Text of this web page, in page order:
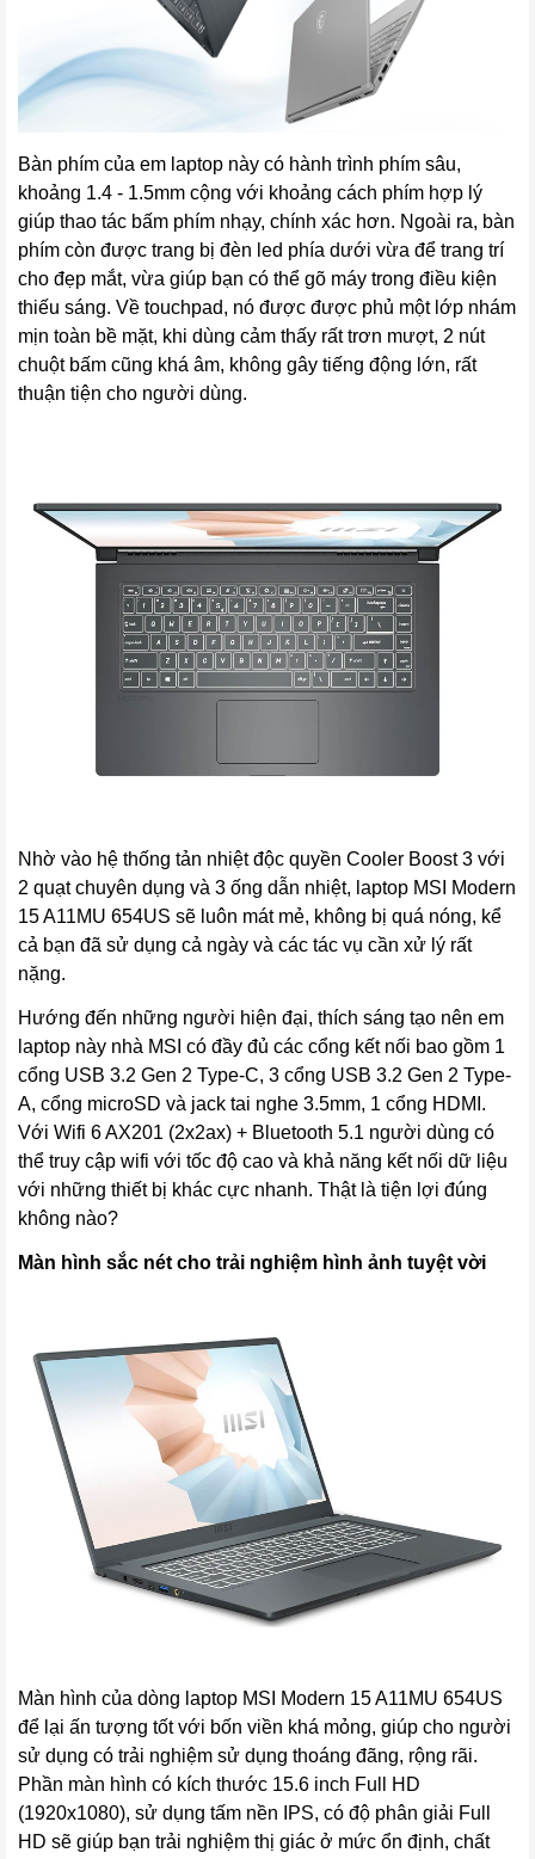
Bàn phím của em laptop này có hành trình phím sâu,
khoảng 1.4 - 1.5mm cộng với khoảng cách phím hợp lý
giúp thao tác bấm phím nhạy, chính xác hơn. Ngoài ra, bàn
phím còn được trang bị đèn led phía dưới vừa để trang trí
cho đẹp mắt, vừa giúp bạn có thể gõ máy trong điều kiện
thiếu sáng. Về touchpad, nó được được phủ một lớp nhám
mịn toàn bề mặt, khi dùng cảm thấy rất trơn mượt, 2 nút
chuột bấm cũng khá âm, không gây tiếng động lớn, rất
thuận tiện cho người dùng.
Nhờ vào hệ thống tản nhiệt độc quyền Cooler Boost 3 với
2 quạt chuyên dụng và 3 ống dẫn nhiệt, laptop MSI Modern
15 A11MU 654US sẽ luôn mát mẻ, không bị quá nóng, kể
cả bạn đã sử dụng cả ngày và các tác vụ cần xử lý rất
nặng.
Hướng đến những người hiện đại, thích sáng tạo nên em
laptop này nhà MSI có đầy đủ các cổng kết nối bao gồm 1
cổng USB 3.2 Gen 2 Type-C, 3 cổng USB 3.2 Gen 2 Type-
A, cổng microSD và jack tai nghe 3.5mm, 1 cổng HDMI.
Với Wifi 6 AX201 (2x2ax) + Bluetooth 5.1 người dùng có
thể truy cập wifi với tốc độ cao và khả năng kết nối dữ liệu
với những thiết bị khác cực nhanh. Thật là tiện lợi đúng
không nào?
Màn hình sắc nét cho trải nghiệm hình ảnh tuyệt vời
Màn hình của dòng laptop MSI Modern 15 A11MU 654US
để lại ấn tượng tốt với bốn viền khá mỏng, giúp cho người
sử dụng có trải nghiệm sử dụng thoáng đãng, rộng rãi.
Phần màn hình có kích thước 15.6 inch Full HD
(1920x1080), sử dụng tấm nền IPS, có độ phân giải Full
HD sẽ giúp bạn trải nghiệm thị giác ở mức ổn định, chất